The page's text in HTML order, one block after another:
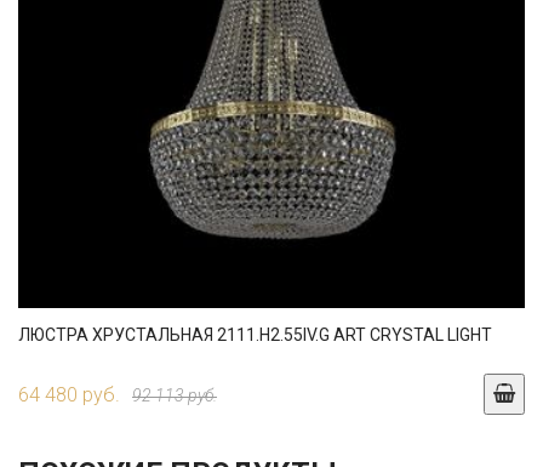
ЛЮСТРА ХРУСТАЛЬНАЯ 2111.H2.55IV.G ART CRYSTAL LIGHT
64 480 руб. 92 113 руб.